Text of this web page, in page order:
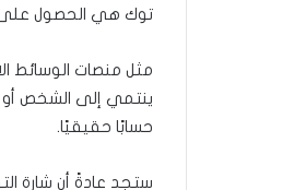
توك هي الحصول على
مثل منصات الوسائط
ينتمي إلى الشخص أو
حسابًا حقيقيًا.
ستجد عادةً أن شارة